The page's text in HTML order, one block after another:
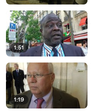
1:51
1:19